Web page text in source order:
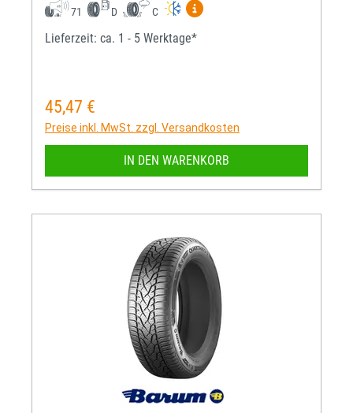
71 D C
Mehr Informationen zum
Lieferzeit: ca. 1 - 5 Werktage*
Regulärer Preis:
45,47 €
Preise inkl. MwSt. zzgl. Versandkosten
IN DEN WARENKORB